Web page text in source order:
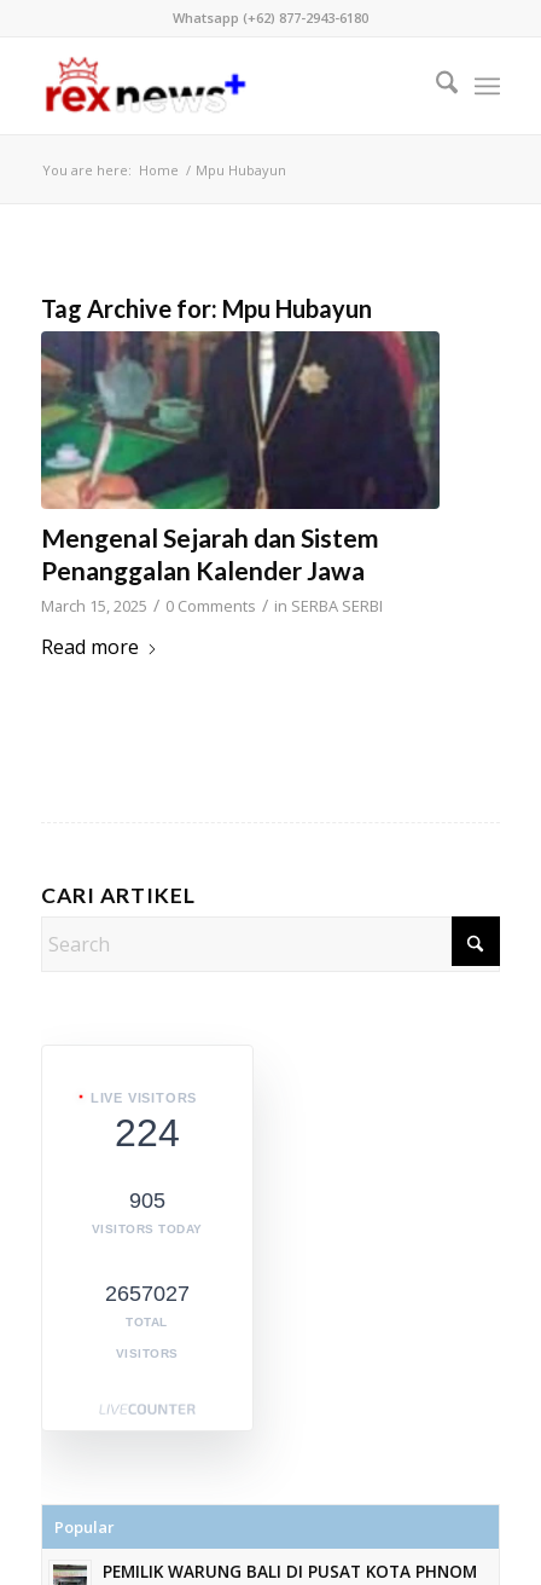
Whatsapp (+62) 877-2943-6180
You are here: Home / Mpu Hubayun
Tag Archive for: Mpu Hubayun
Mengenal Sejarah dan Sistem
Penanggalan Kalender Jawa
March 15, 2025 / 0 Comments / in SERBA SERBI
Read more
CARI ARTIKEL
LIVE VISITORS
224
905
VISITORS TODAY
2657027
TOTAL
VISITORS
Popular
PEMILIK WARUNG BALI DI PUSAT KOTA PHNOM